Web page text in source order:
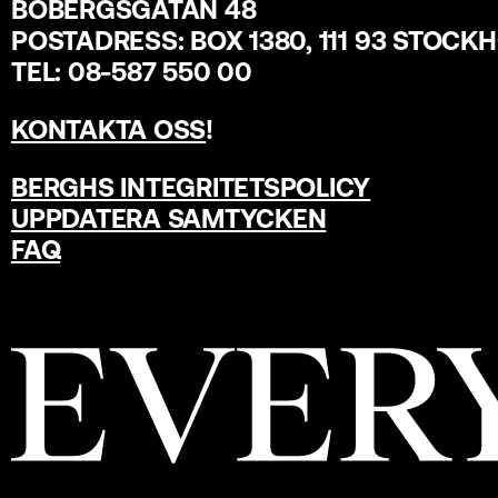
BOBERGSGATAN 48
POSTADRESS: BOX 1380, 111 93
TEL: 08-587 550 00
KONTAKTA OSS!
BERGHS INTEGRITETSPOLICY
UPPDATERA SAMTYCKEN
FAQ